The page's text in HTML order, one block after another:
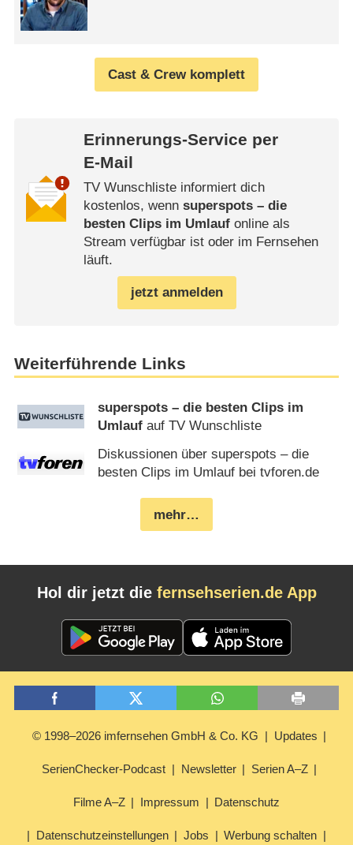
Cast & Crew komplett
Erinnerungs-Service per
E-Mail
TV Wunschliste informiert dich
kostenlos, wenn superspots – die
besten Clips im Umlaufonline als
Stream verfügbar ist oder im Fernsehen
läuft.
jetzt anmelden
Weiterführende Links
superspots – die besten Clips im
Umlauf auf TV Wunschliste
Diskussionen über superspots – die
besten Clips im Umlauf bei tvforen.de
mehr…
Hol dir jetzt die fernsehserien.de App
© 1998–2026 imfernsehen GmbH & Co. KG Updates
SerienChecker-Podcast Newsletter Serien A–Z
Filme A–Z Impressum Datenschutz
Datenschutzeinstellungen Jobs Werbung schalten